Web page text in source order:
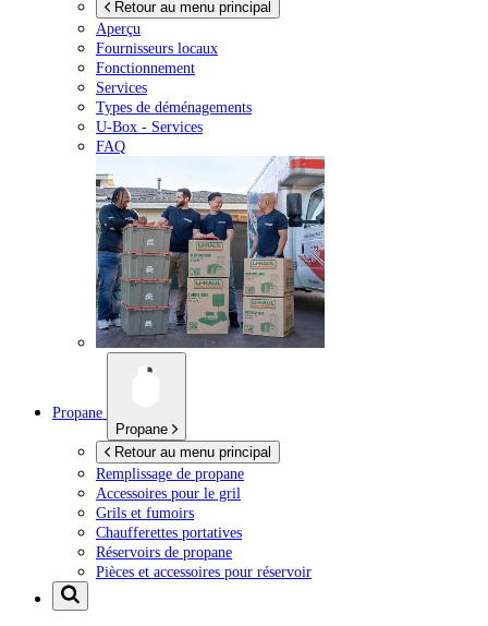
Retour au menu principal
Aperçu
Fournisseurs locaux
Fonctionnement
Services
Types de déménagements
U-Box - Services
FAQ
Propane
Propane
Retour au menu principal
Remplissage de propane
Accessoires pour le gril
Grils et fumoirs
Chaufferettes portatives
Réservoirs de propane
Pièces et accessoires pour réservoir